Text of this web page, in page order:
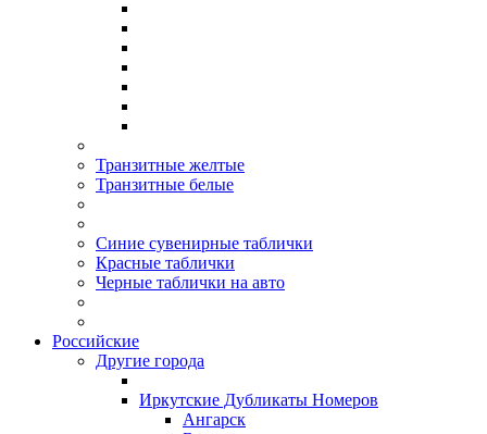
Транзитные желтые
Транзитные белые
Синие сувенирные таблички
Красные таблички
Черные таблички на авто
Российские
Другие города
Иркутские Дубликаты Номеров
Ангарск